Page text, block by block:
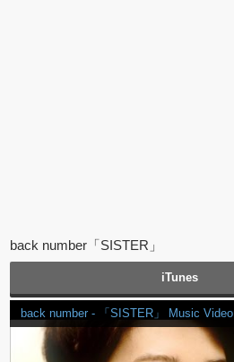
back number「SISTER」
iTunes
back number - 「SISTER」 Music Video